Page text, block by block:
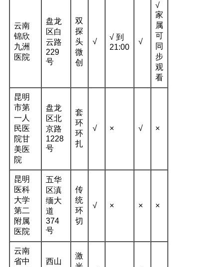
云南
锦欣
九洲
医院
盘龙
区白
云路
229
号
双
探
头
微
创
√
√ 到
21:00
√
√
家
属
可
同
步
观
看
昆明
市第
一人
民医
院甘
美医
院
盘龙
区北
京路
1228
号
套
环
环
扎
√ × √ ×
昆明
医科
大学
第二
附属
医院
五华
区滇
缅大
道
374
号
传
统
环
切
√ × × ×
云南
省中
西山
激